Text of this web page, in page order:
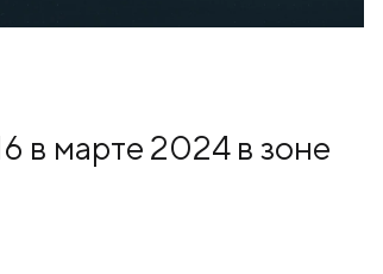
в марте 2024 в зоне